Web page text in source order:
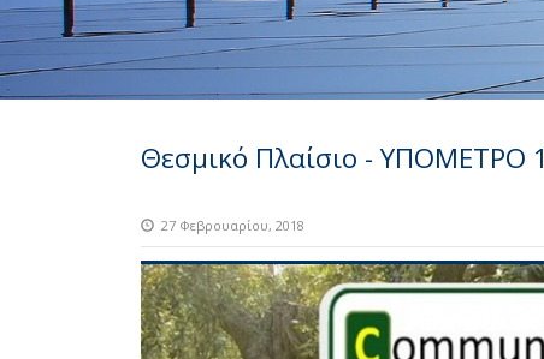
Θεσμικό Πλαίσιο - ΥΠΟΜΕΤΡΟ
27 Φεβρουαρίου, 2018